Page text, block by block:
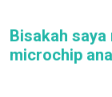
Bisakah saya
microchip